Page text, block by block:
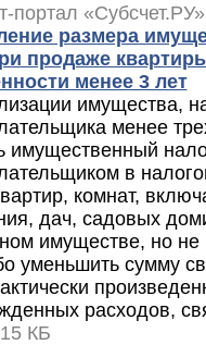
портал
размера
продаже
менее 3 лет
имущества,
менее
имущественный
в
комнат,
дач, садовых
имуществе, но
уменьшить сумму
расходов,
КБ